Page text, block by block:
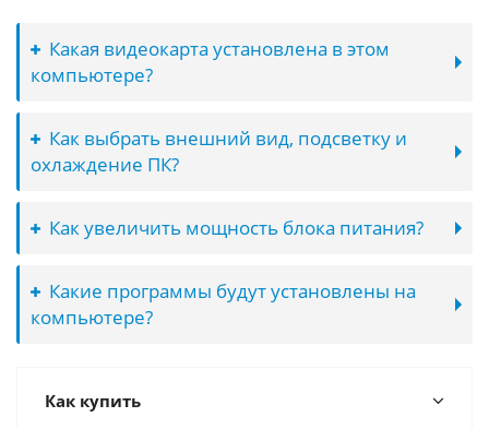
Какая видеокарта установлена в этом
компьютере?
Как выбрать внешний вид, подсветку и
охлаждение ПК?
Как увеличить мощность блока питания?
Какие программы будут установлены на
компьютере?
Как купить